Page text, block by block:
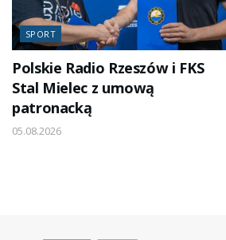
SPORT
Polskie Radio Rzeszów i FKS
Stal Mielec z umową
patronacką
05.08.2026